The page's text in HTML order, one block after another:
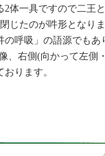
体一具ですので二王
じたのが吽形となり
の呼吸」の語源でもあ
、右側(向かって左側
ります。